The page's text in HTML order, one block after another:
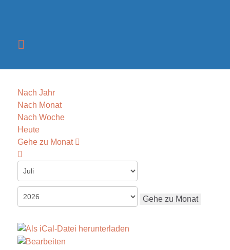
Nach Jahr
Nach Monat
Nach Woche
Heute
Gehe zu Monat
Gehe zu Monat